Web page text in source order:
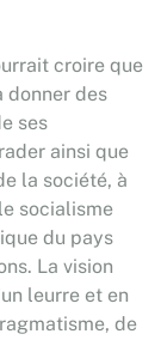
croire que
donner des
ses
ainsi que
la société, à
socialisme
du pays
La vision
leurre et en
de